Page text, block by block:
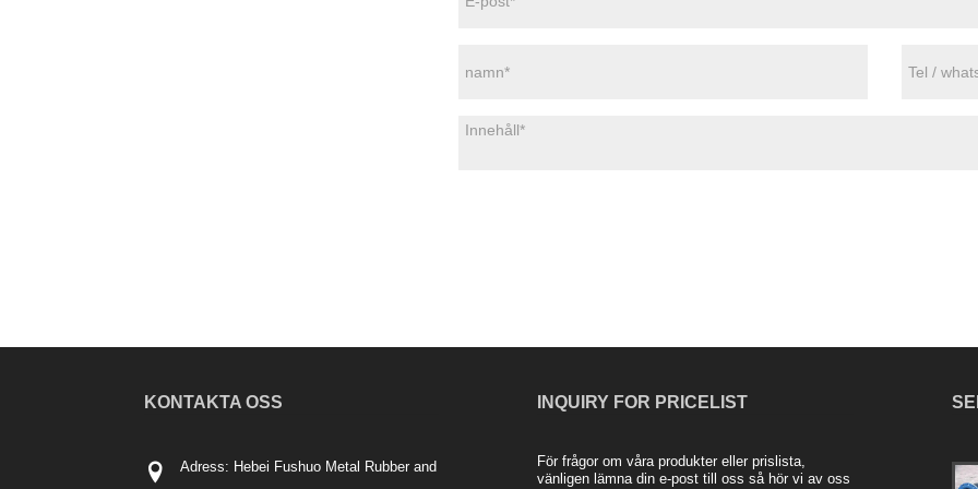
KONTAKTA OSS
Adress: Hebei Fushuo Metal Rubber and
INQUIRY FOR PRICELIST
För frågor om våra produkter eller prislista,
vänligen lämna din e-post till oss så hör vi av oss
Fördelarna med Rubber Soft Connection